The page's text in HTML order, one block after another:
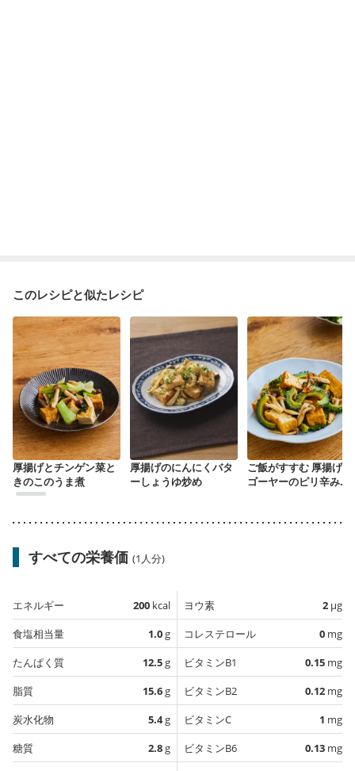
このレシピと似たレシピ
厚揚げとチンゲン菜と
きのこのうま煮
厚揚げのにんにくバタ
ーしょうゆ炒め
ご飯がすすむ 厚揚げと
ゴーヤーのピリ辛みそ
すべての栄養価 (1人分)
エネルギー 200 kcal
食塩相当量
1.0g
たんぱく質
12.5g
脂質
15.6g
炭水化物
5.4g
糖質
2.8g
ヨウ素 2 µg
コレステロール
0 mg
ビタミンB1
0.15 mg
ビタミンB2
0.12 mg
ビタミンC
1 mg
ビタミンB6
0.13 mg